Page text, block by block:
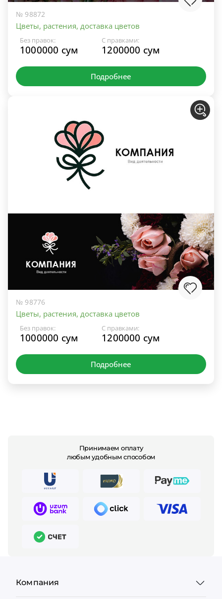
№ 98872
Цветы, растения, доставка цветов
Без правок:
1000000 сум
С правками:
1200000 сум
Подробнее
№ 98776
Цветы, растения, доставка цветов
Без правок:
1000000 сум
С правками:
1200000 сум
Подробнее
Принимаем оплату
любым удобным способом
Компания